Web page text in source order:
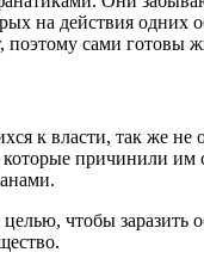
на действия одних
поэтому сами
к власти, так же
причинили им
чтобы